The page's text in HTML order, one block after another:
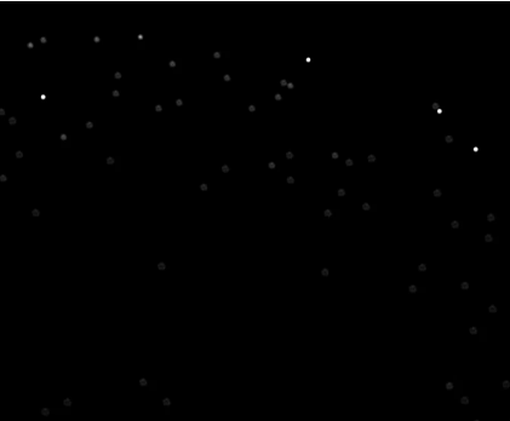
Digitális extrafelszereltség. Mi a dolgom? Mercedes-
időben felismerem a kritikus problémákat. És amikor fontos,
a napi működés között. A gépkocsi maximális üzemideje
Centertől és a Mercedes-Benz szervizpartnerétől.
Biztosítom, hogy a Mercedes-Benz szervizpartner
és a szükséges eredeti alkatrészek időben
Önt - világosan elmagyarázva, gyorsan kivitelezhető és
valós idejű áttekintést kap járművei műszaki állapotáról
Önt valós idejű információkkal - a kritikus állapotok korai
így az Ön kezében marad az irányítás. Alkalmazkodom az Ön